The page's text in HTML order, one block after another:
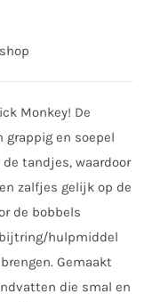
Monkey! De
en soepel
tandjes, waardoor
zalfjes gelijk op de
de bobbels
hulpmiddel
Gemaakt
die smal en